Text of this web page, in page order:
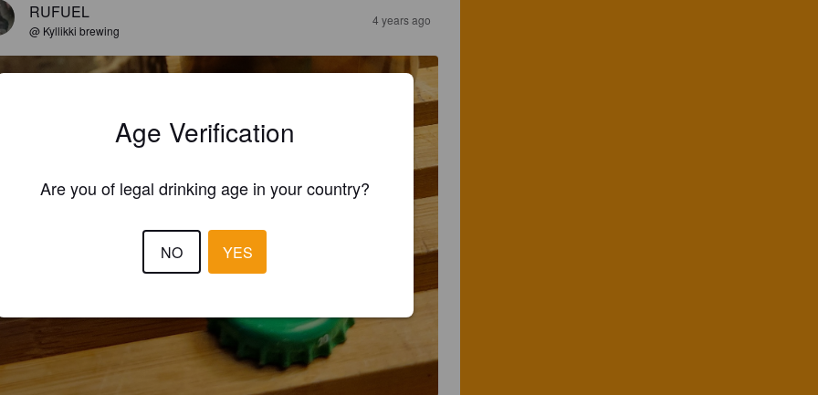
RUFUEL
@ Kyllikki brewing
4 years ago
Age Verification
Are you of legal drinking age in your country?
NO YES